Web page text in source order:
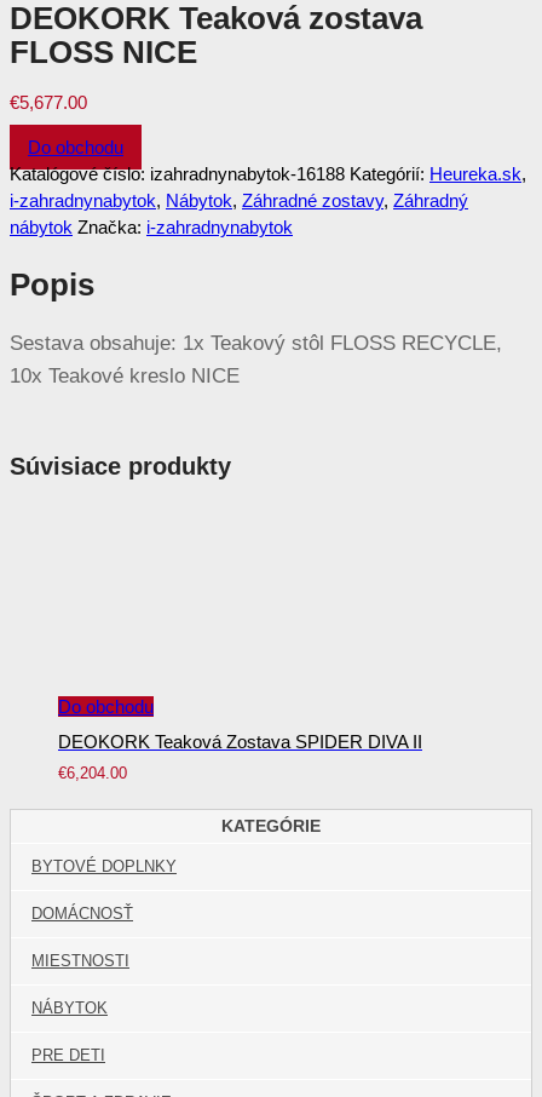
DEOKORK Teaková zostava
FLOSS NICE
€5,677.00
Do obchodu
Katalógové číslo: izahradnynabytok-16188 Kategórií: Heureka.sk,
i-zahradnynabytok, Nábytok, Záhradné zostavy, Záhradný
nábytok Značka: i-zahradnynabytok
Popis
Sestava obsahuje: 1x Teakový stôl FLOSS RECYCLE,
10x Teakové kreslo NICE
Súvisiace produkty
Do obchodu
DEOKORK Teaková Zostava SPIDER DIVA II
€6,204.00
KATEGÓRIE
BYTOVÉ DOPLNKY
DOMÁCNOSŤ
MIESTNOSTI
NÁBYTOK
PRE DETI